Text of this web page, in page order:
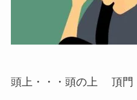
頭上 ・・・頭の上 頂門